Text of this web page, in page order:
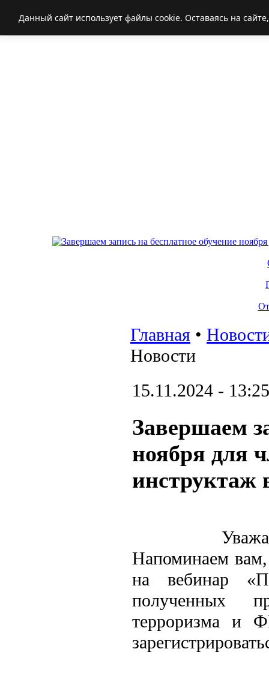
Главная •
Новости
15.11.2024 - 13:25
Завершаем
ноября для
Напоминаем вам,
на вебинар
полученных
терроризма и
Данный сайт использует файлы cookie. Оставаясь на